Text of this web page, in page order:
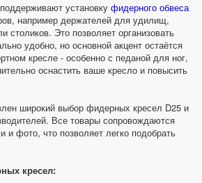
установку фидерного обвеса
например держателей для удилищ,
столиков. Это позволяет организовать
удобно, но основной акцент остаётся
кресле - особенно с педаной для ног,
оснастить ваше кресло и повысить
широкий выбор фидерных кресел D25 и
Все товары сопровождаются
и фото, что позволяет легко подобрать
кресел: